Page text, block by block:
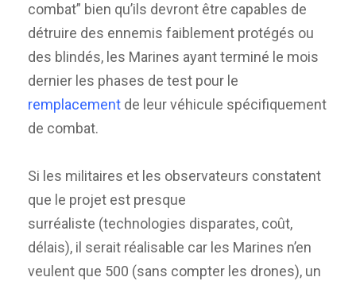
combat” bien qu’ils devront être capables de
détruire des ennemis faiblement protégés ou
des blindés, les Marines ayant terminé le mois
dernier les phases de test pour le
remplacement de leur véhicule spécifiquement
de combat.
Si les militaires et les observateurs constatent
que le projet est presque
surréaliste (technologies disparates, coût,
délais), il serait réalisable car les Marines n’en
veulent que 500 (sans compter les drones), un